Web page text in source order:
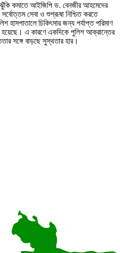
কমাতে আইজিপি ড. বেনজীর আহমেদের
সেবা ও শুশ্রূষা নিশ্চিত করতে
হাসপাতালে চিকিৎসার জন্য পর্যাপ্ত পরিমাণ
হয়েছে। এ কারণে একদিকে পুলিশ আক্রান্তের
সঙ্গে বাড়ছে সুস্থতার হার।